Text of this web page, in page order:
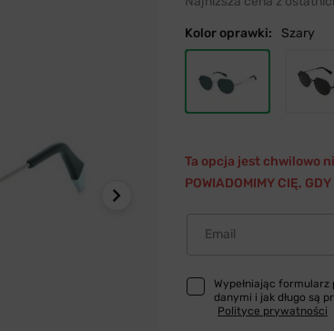
Kolor oprawki: Szary
Ta opcja jest chwilowo
POWIADOMIMY CIĘ,
Email
Wypełniając formularz
danymi i jak długo są
Polityce prywatności